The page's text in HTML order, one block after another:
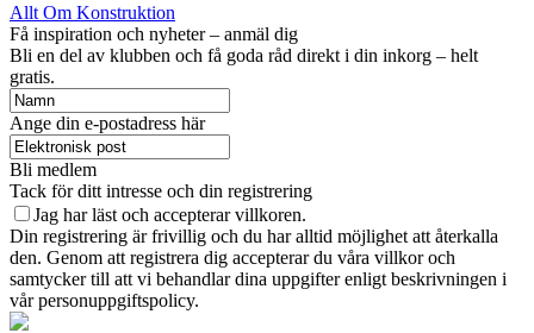
Allt Om Konstruktion
Få inspiration och nyheter – anmäl dig
Bli en del av klubben och få goda råd direkt i din inkorg – helt
gratis.
Ange din e-postadress här
Bli medlem
Tack för ditt intresse och din registrering
Jag har läst och accepterar villkoren.
Din registrering är frivillig och du har alltid möjlighet att återkalla
den. Genom att registrera dig accepterar du våra villkor och
samtycker till att vi behandlar dina uppgifter enligt beskrivningen i
vår personuppgiftspolicy.